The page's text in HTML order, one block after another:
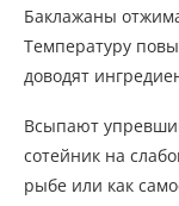
Баклажаны
Температуру
доводят
Всыпают
сотейник на
рыбе или как